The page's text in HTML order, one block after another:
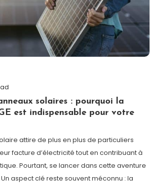
solaires : pourquoi la
est indispensable pour votre
attire de plus en plus de particuliers
facture d’électricité tout en contribuant à
Pourtant, se lancer dans cette aventure
aspect clé reste souvent méconnu : la